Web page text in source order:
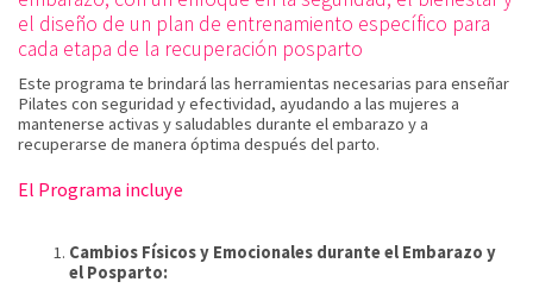
el diseño de un plan de entrenamiento específico para
cada etapa de la recuperación posparto
Este programa te brindará las herramientas necesarias para enseñar
Pilates con seguridad y efectividad, ayudando a las mujeres a
mantenerse activas y saludables durante el embarazo y a
recuperarse de manera óptima después del parto.
El Programa incluye
Cambios Físicos y Emocionales durante el Embarazo y
el Posparto: